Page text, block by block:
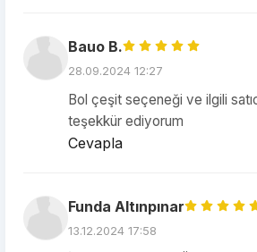
Bauo B.
28.09.2024 12:27
Bol çeşit seçeneği ve ilgili
teşekkür ediyorum
Cevapla
Funda Altınpınar
13.12.2024 17:58